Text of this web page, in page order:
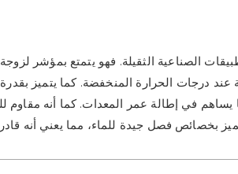
عند درجات الحرارة المنخفضة. كما يتميز
يساهم في إطالة عمر المعدات. كما أنه